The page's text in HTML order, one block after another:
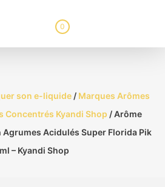
0
son e-liquide/ Marques Arômes
Concentrés Kyandi Shop / Arôme
Agrumes Acidulés Super Florida Pik
– Kyandi Shop